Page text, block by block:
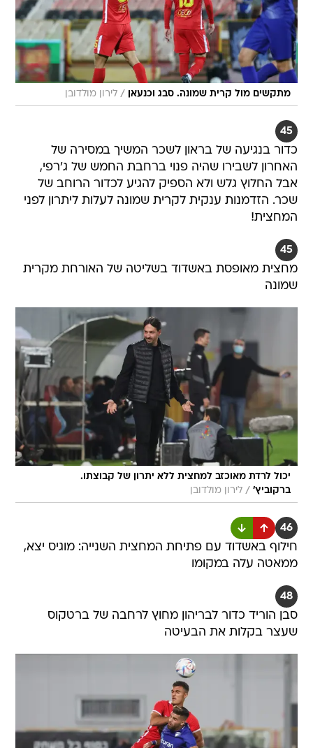
מתקשים מול קרית שמונה. סבג וכנעאן / לירון מולדובן
45
כדור בנגיעה של בראון לשכר המשיך במסירה של
האחרון לשבירו שהיה פנוי ברחבת החמש של ג'רפי,
אבל החלוץ גלש ולא הספיק להגיע לכדור הרוחב של
שכר. הזדמנות ענקית לקרית שמונה לעלות ליתרון לפני
המחצית!
45
מחצית מאופסת באשדוד בשליטה של האורחת מקרית
שמונה
יכול לרדת מאוכזב למחצית ללא יתרון של קבוצתו.
ברקוביץ' / לירון מולדובן
46
חילוף באשדוד עם פתיחת המחצית השנייה: מוגיס יצא,
ממאטה עלה במקומו
48
סבן הוריד כדור לבריהון מחוץ לרחבה של ברטקוס
שעצר בקלות את הבעיטה